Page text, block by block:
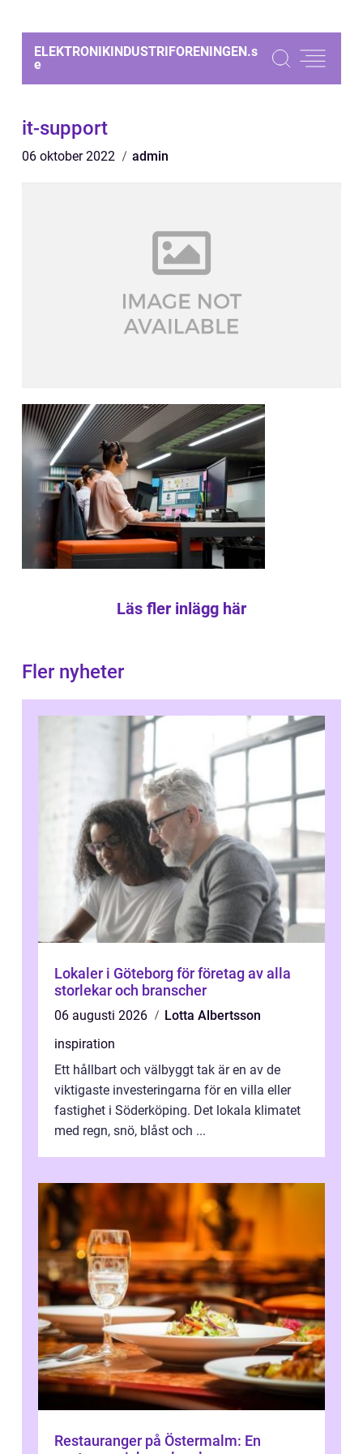
ELEKTRONIKINDUSTRIFORENINGEN.s
e
it-support
06 oktober 2022 admin
Läs fler inlägg här
Fler nyheter
Lokaler i Göteborg för företag av alla
storlekar och branscher
06 augusti 2026
Lotta Albertsson
inspiration
Ett hållbart och välbyggt tak är en av de
viktigaste investeringarna för en villa eller
fastighet i Söderköping. Det lokala klimatet
med regn, snö, blåst och ...
Restauranger på Östermalm: En